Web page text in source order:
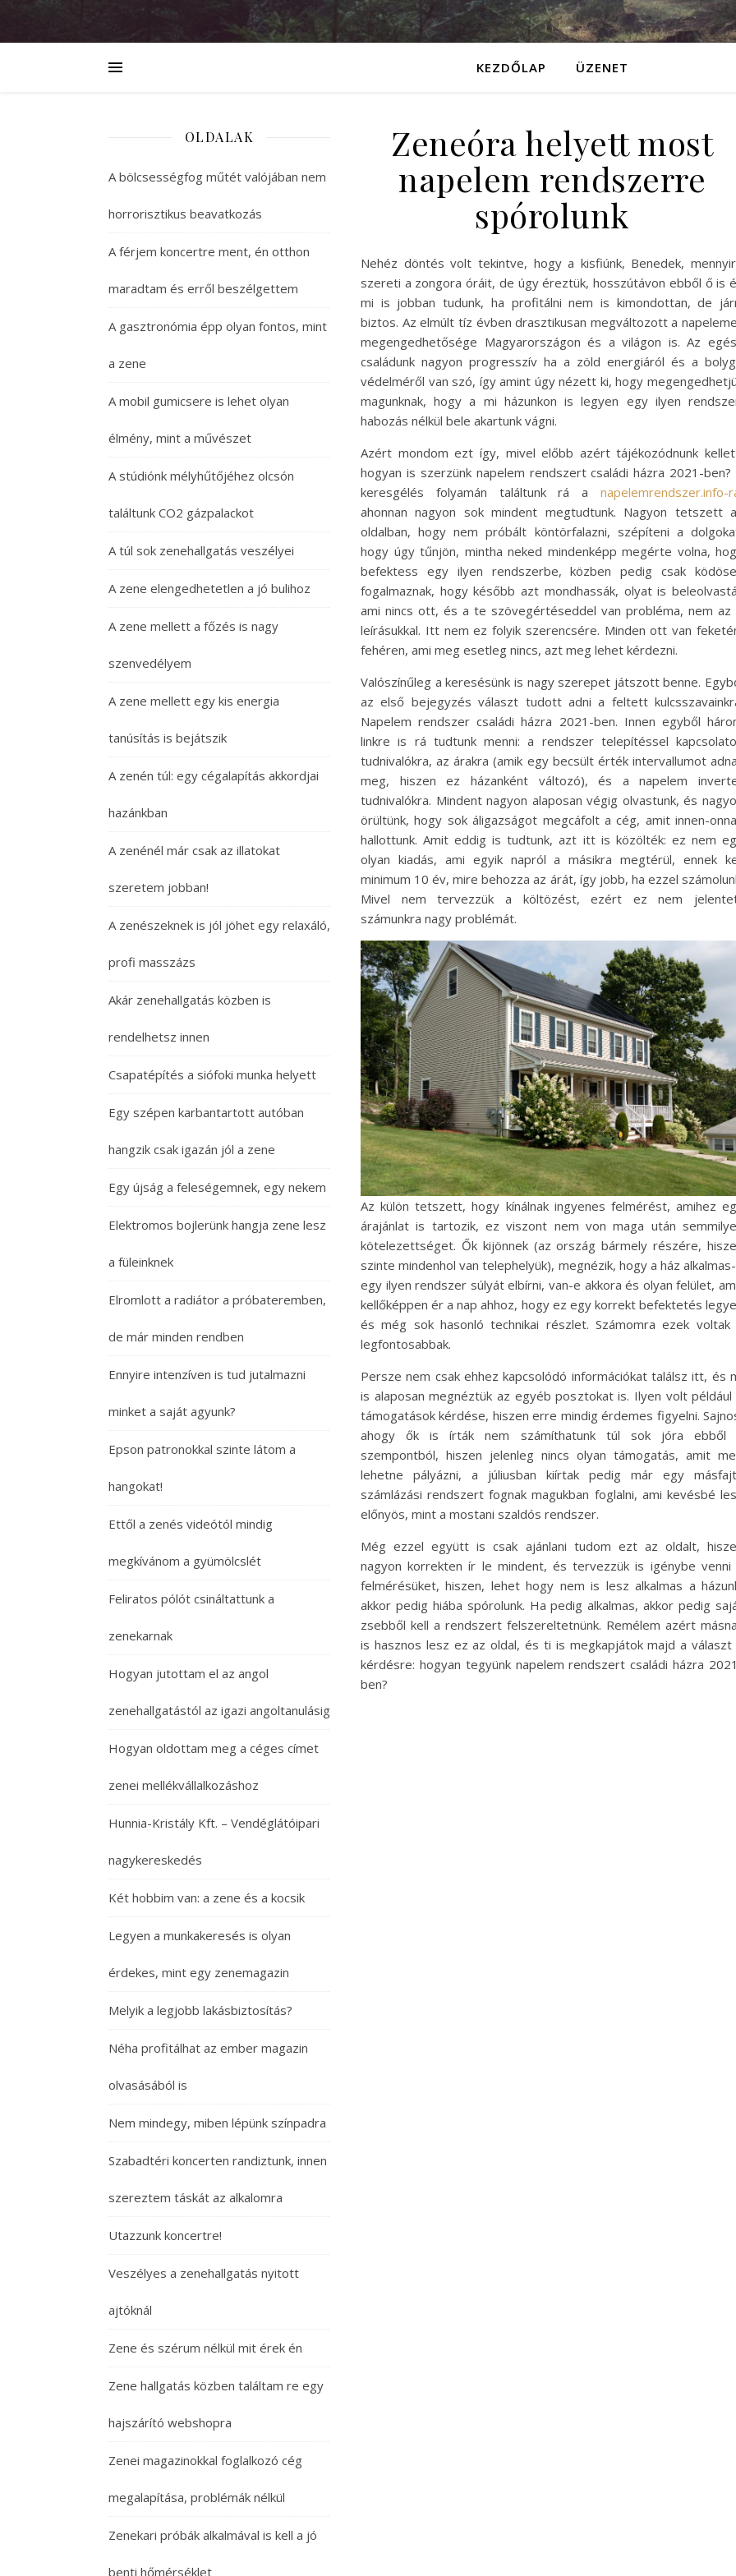
KEZDŐLAP ÜZENET
OLDALAK
A bölcsességfog műtét valójában nem
horrorisztikus beavatkozás
A férjem koncertre ment, én otthon
maradtam és erről beszélgettem
A gasztronómia épp olyan fontos, mint
a zene
A mobil gumicsere is lehet olyan
élmény, mint a művészet
A stúdiónk mélyhűtőjéhez olcsón
találtunk CO2 gázpalackot
A túl sok zenehallgatás veszélyei
A zene elengedhetetlen a jó bulihoz
A zene mellett a főzés is nagy
szenvedélyem
A zene mellett egy kis energia
tanúsítás is bejátszik
A zenén túl: egy cégalapítás akkordjai
hazánkban
A zenénél már csak az illatokat
szeretem jobban!
A zenészeknek is jól jöhet egy relaxáló,
profi masszázs
Akár zenehallgatás közben is
rendelhetsz innen
Csapatépítés a siófoki munka helyett
Egy szépen karbantartott autóban
hangzik csak igazán jól a zene
Egy újság a feleségemnek, egy nekem
Elektromos bojlerünk hangja zene lesz
a füleinknek
Elromlott a radiátor a próbateremben,
de már minden rendben
Ennyire intenzíven is tud jutalmazni
minket a saját agyunk?
Epson patronokkal szinte látom a
hangokat!
Ettől a zenés videótól mindig
megkívánom a gyümölcslét
Feliratos pólót csináltattunk a
zenekarnak
Hogyan jutottam el az angol
zenehallgatástól az igazi angoltanulásig
Hogyan oldottam meg a céges címet
zenei mellékvállalkozáshoz
Hunnia-Kristály Kft. – Vendéglátóipari
nagykereskedés
Két hobbim van: a zene és a kocsik
Legyen a munkakeresés is olyan
érdekes, mint egy zenemagazin
Melyik a legjobb lakásbiztosítás?
Néha profitálhat az ember magazin
olvasásából is
Nem mindegy, miben lépünk színpadra
Szabadtéri koncerten randiztunk, innen
szereztem táskát az alkalomra
Utazzunk koncertre!
Veszélyes a zenehallgatás nyitott
ajtóknál
Zene és szérum nélkül mit érek én
Zene hallgatás közben találtam re egy
hajszárító webshopra
Zenei magazinokkal foglalkozó cég
megalapítása, problémák nélkül
Zenekari próbák alkalmával is kell a jó
benti hőmérséklet
Zeneóra helyett most
napelem rendszerre
spórolunk
Nehéz döntés volt tekintve, hogy a kisfiúnk, Benedek,
szereti a zongora óráit, de úgy éreztük, hosszútávon ebből ő is
mi is jobban tudunk, ha profitálni nem is kimondottan, de
biztos. Az elmúlt tíz évben drasztikusan megváltozott a
megengedhetősége Magyarországon és a világon is. Az
családunk nagyon progresszív ha a zöld energiáról és a
védelméről van szó, így amint úgy nézett ki, hogy
magunknak, hogy a mi házunkon is legyen egy ilyen
habozás nélkül bele akartunk vágni.
Azért mondom ezt így, mivel előbb azért tájékozódnunk
hogyan is szerzünk napelem rendszert családi házra 2021-ben?
keresgélés folyamán találtunk rá a napelemrendszer.info-
ahonnan nagyon sok mindent megtudtunk. Nagyon tetszett
oldalban, hogy nem próbált köntörfalazni, szépíteni a
hogy úgy tűnjön, mintha neked mindenképp megérte volna,
befektess egy ilyen rendszerbe, közben pedig csak
fogalmaznak, hogy később azt mondhassák, olyat is
ami nincs ott, és a te szövegértéseddel van probléma, nem az
leírásukkal. Itt nem ez folyik szerencsére. Minden ott van
fehéren, ami meg esetleg nincs, azt meg lehet kérdezni.
Valószínűleg a keresésünk is nagy szerepet játszott benne.
az első bejegyzés választ tudott adni a feltett
Napelem rendszer családi házra 2021-ben. Innen egyből
linkre is rá tudtunk menni: a rendszer telepítéssel
tudnivalókra, az árakra (amik egy becsült érték intervallumot
meg, hiszen ez házanként változó), és a napelem
tudnivalókra. Mindent nagyon alaposan végig olvastunk, és
örültünk, hogy sok áligazságot megcáfolt a cég, amit innen-
hallottunk. Amit eddig is tudtunk, azt itt is közölték: ez nem
olyan kiadás, ami egyik napról a másikra megtérül, ennek
minimum 10 év, mire behozza az árát, így jobb, ha ezzel
Mivel nem tervezzük a költözést, ezért ez nem
számunkra nagy problémát.
Az külön tetszett, hogy kínálnak ingyenes felmérést, amihez
árajánlat is tartozik, ez viszont nem von maga után
kötelezettséget. Ők kijönnek (az ország bármely részére,
szinte mindenhol van telephelyük), megnézik, hogy a ház
egy ilyen rendszer súlyát elbírni, van-e akkora és olyan felület,
kellőképpen ér a nap ahhoz, hogy ez egy korrekt befektetés
és még sok hasonló technikai részlet. Számomra ezek voltak
legfontosabbak.
Persze nem csak ehhez kapcsolódó információkat találsz itt, és
is alaposan megnéztük az egyéb posztokat is. Ilyen volt például
támogatások kérdése, hiszen erre mindig érdemes figyelni.
ahogy ők is írták nem számíthatunk túl sok jóra ebből
szempontból, hiszen jelenleg nincs olyan támogatás, amit
lehetne pályázni, a júliusban kiírtak pedig már egy
számlázási rendszert fognak magukban foglalni, ami kevésbé
előnyös, mint a mostani szaldós rendszer.
Még ezzel együtt is csak ajánlani tudom ezt az oldalt,
nagyon korrekten ír le mindent, és tervezzük is igénybe venni
felmérésüket, hiszen, lehet hogy nem is lesz alkalmas a
akkor pedig hiába spórolunk. Ha pedig alkalmas, akkor pedig
zsebből kell a rendszert felszereltetnünk. Remélem azért
is hasznos lesz ez az oldal, és ti is megkapjátok majd a választ
kérdésre: hogyan tegyünk napelem rendszert családi házra
ben?